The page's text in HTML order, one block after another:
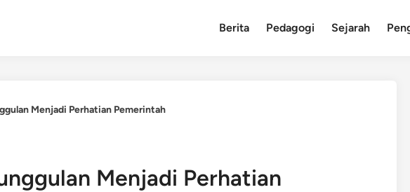
Berita Pedagogi Sejarah
Menjadi Perhatian Pemerintah
Menjadi Perhatian